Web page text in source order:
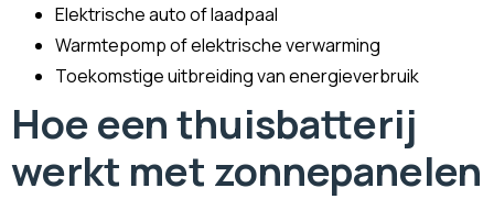
Elektrische auto of laadpaal
Warmtepomp of elektrische verwarming
Toekomstige uitbreiding van energieverbruik
Hoe een thuisbatterij
werkt met zonnepanelen